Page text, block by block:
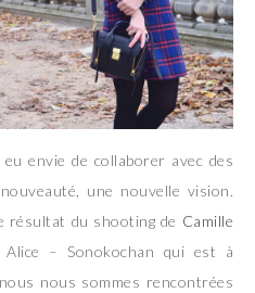
envie de collaborer avec des
une nouvelle vision.
résultat du shooting de Camille
Alice – Sonokochan qui est à
nous sommes rencontrées